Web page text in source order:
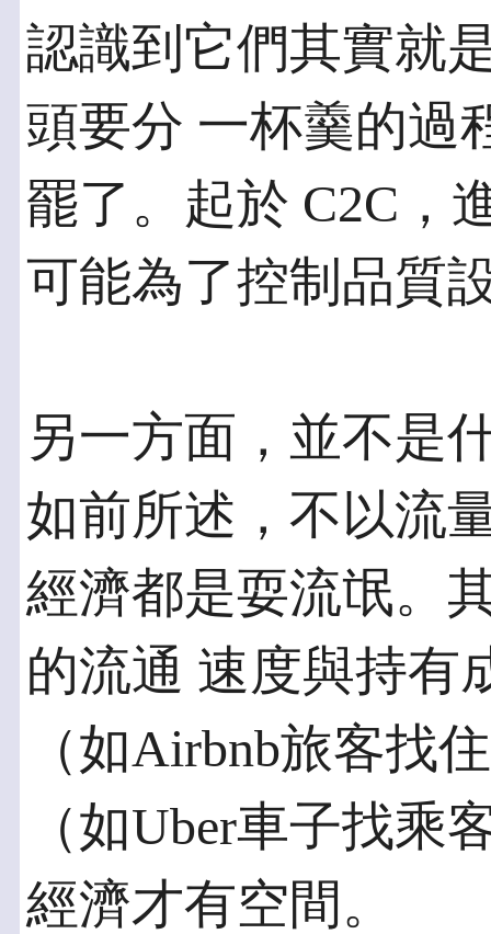
認識到它們其實就
頭要分 一杯羹的過
罷了。起於 C2C，
可能為了控制品質
另一方面，並不是
如前所述，不以流
經濟都是耍流氓。
的流通 速度與持有
（如Airbnb旅客找
（如Uber車子找乘
經濟才有空間。